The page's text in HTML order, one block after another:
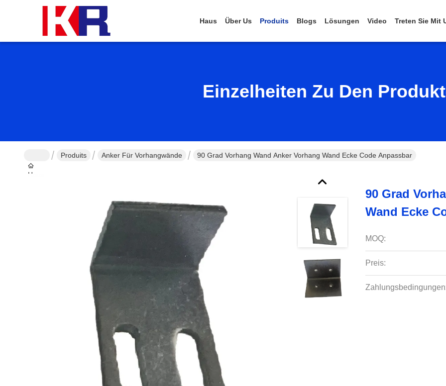
Haus Über Us Produits Blogs Lösungen Video Treten Sie Mit
Einzelheiten Zu Den
Haus
Produits Anker Für Vorhangwände 90 Grad Vorhang Wand Anker Vorhang Wand Ecke Code Anpassbar
90 Grad
Wand Ecke
MOQ:
Preis: